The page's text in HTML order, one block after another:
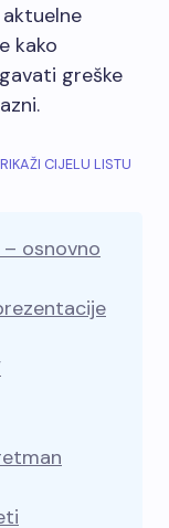
kako
greške
osnovno
CIJELU LISTU